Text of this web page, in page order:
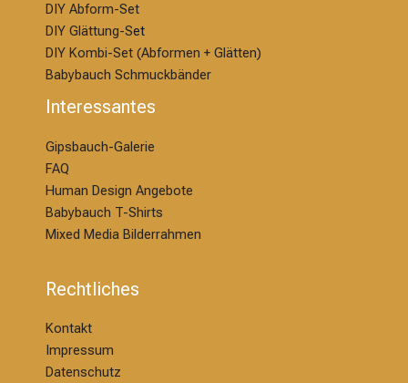
DIY Abform-Set
DIY Glättung-Set
DIY Kombi-Set (Abformen + Glätten)
Babybauch Schmuckbänder
Interessantes
Gipsbauch-Galerie
FAQ
Human Design Angebote
Babybauch T-Shirts
Mixed Media Bilderrahmen
Rechtliches
Kontakt
Impressum
Datenschutz